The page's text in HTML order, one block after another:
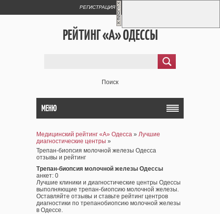
РЕГИСТРАЦИЯ
РЕЙТИНГ «А» ОДЕССЫ
Поиск
МЕНЮ
Медицинский рейтинг «А» Одесса » Лучшие
диагностические центры »
Трепан-биопсия молочной железы Одесса
отзывы и рейтинг
Трепан-биопсия молочной железы Одессы
анкет: 0
Лучшие клиники и диагностические центры Одессы
выполняющие трепан-биопсию молочной железы.
Оставляйте отзывы и ставьте рейтинг центров
диагностики по трепанобиопсию молочной железы
в Одессе.